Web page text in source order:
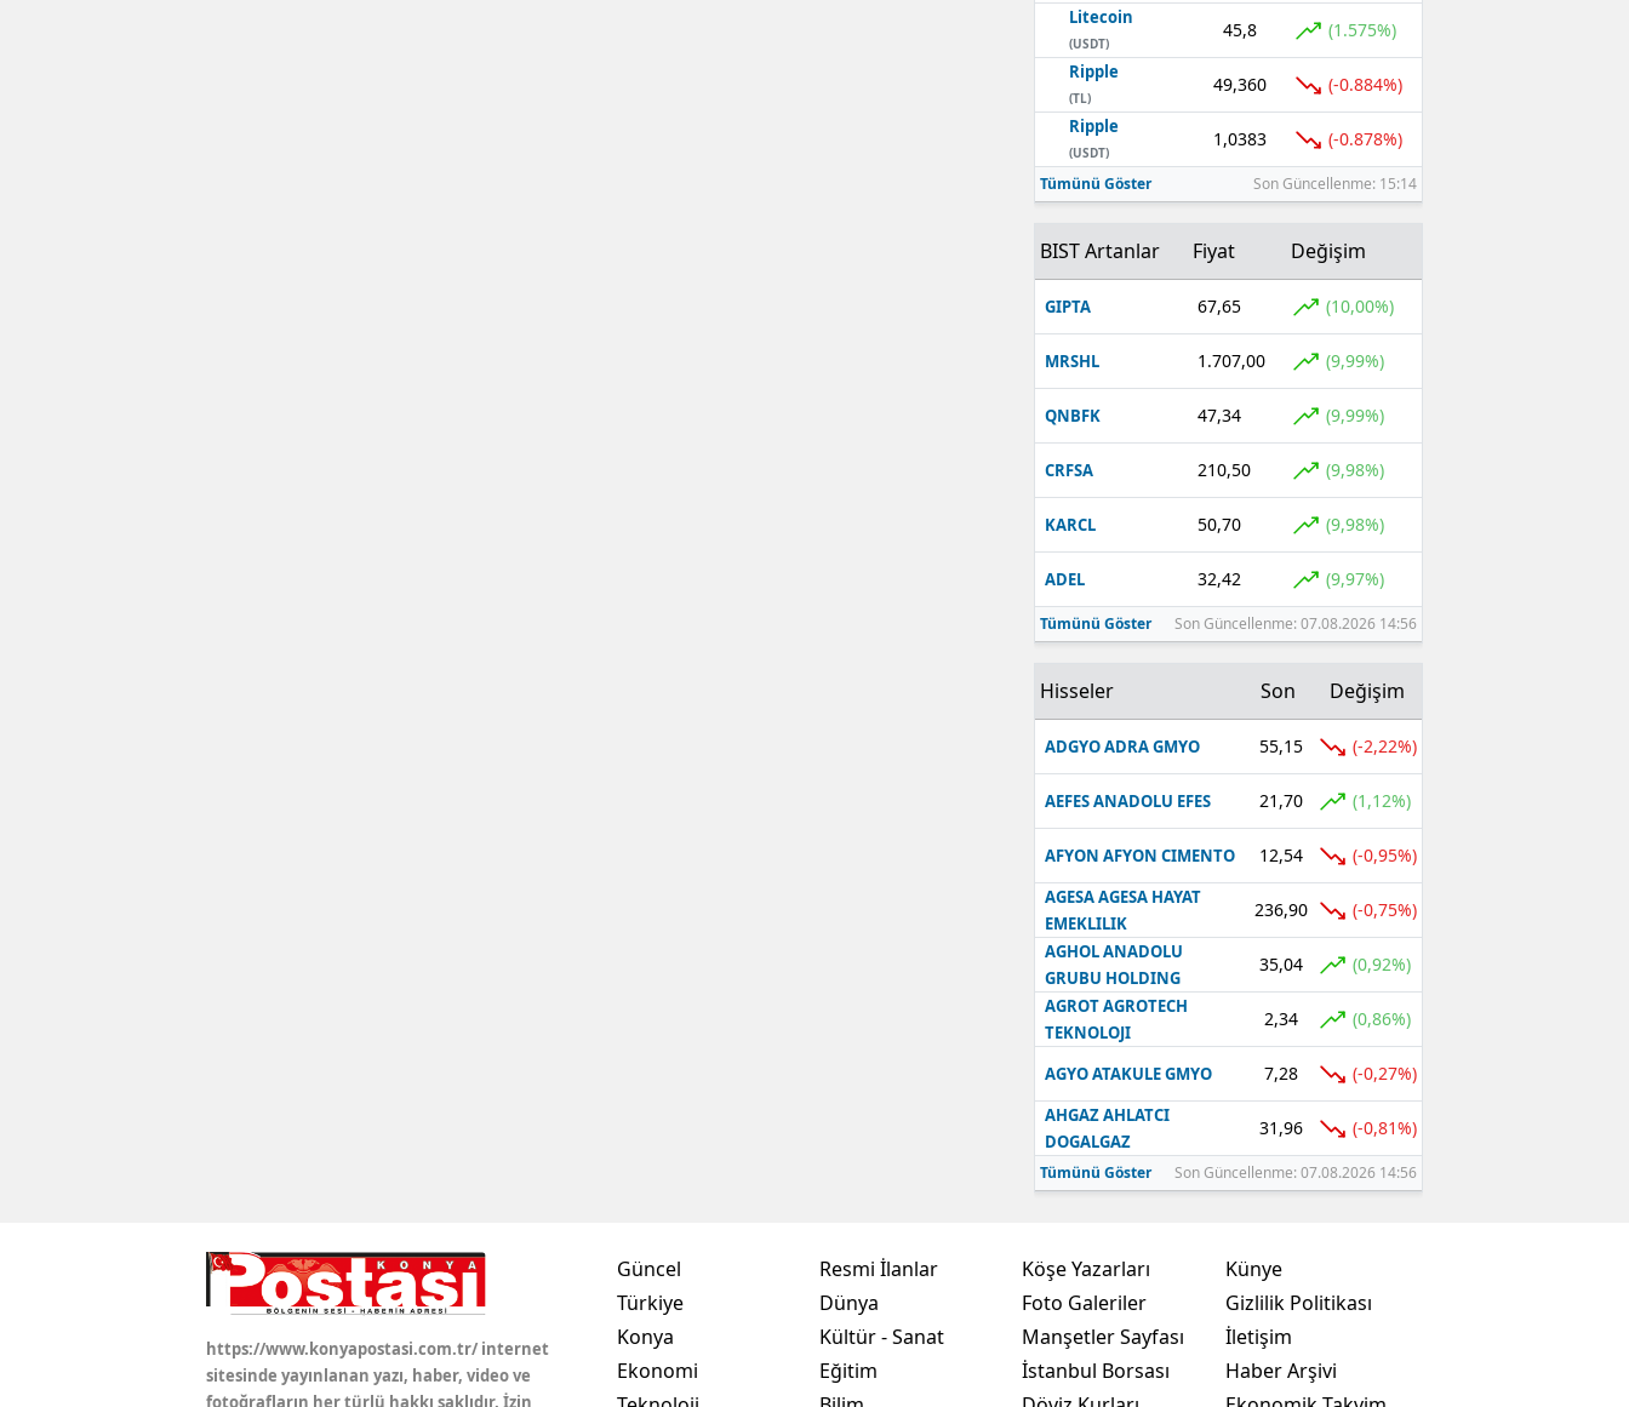
Tunceli
Şanlıurfa
Uşak
Van
Litecoin
(USDT)
45,8 (1.575%)
Ripple
(TL)
49,360 (-0.884%)
Ripple
(USDT)
1,0383 (-0.878%)
Tümünü Göster Son Güncellenme: 15:14
BIST Artanlar Fiyat Değişim
GIPTA 67,65 (10,00%)
MRSHL 1.707,00 (9,99%)
QNBFK 47,34 (9,99%)
CRFSA 210,50 (9,98%)
KARCL 50,70 (9,98%)
ADEL 32,42 (9,97%)
Tümünü Göster Son Güncellenme: 07.08.2026 14:56
Hisseler Son Değişim
ADGYO ADRA GMYO 55,15 (-2,22%)
AEFES ANADOLU EFES 21,70 (1,12%)
AFYON AFYON CIMENTO 12,54 (-0,95%)
AGESA AGESA HAYAT
EMEKLILIK
236,90 (-0,75%)
AGHOL ANADOLU
GRUBU HOLDING
35,04 (0,92%)
AGROT AGROTECH
TEKNOLOJI
2,34 (0,86%)
AGYO ATAKULE GMYO 7,28 (-0,27%)
AHGAZ AHLATCI
DOGALGAZ
31,96 (-0,81%)
Tümünü Göster Son Güncellenme: 07.08.2026 14:56
https://www.konyapostasi.com.tr/ internet
sitesinde yayınlanan yazı, haber, video ve
fotoğrafların her türlü hakkı saklıdır. İzin
Güncel
Türkiye
Konya
Ekonomi
Resmi İlanlar
Dünya
Kültür - Sanat
Eğitim
Köşe Yazarları
Foto Galeriler
Manşetler Sayfası
İstanbul Borsası
Künye
Gizlilik Politikası
İletişim
Haber Arşivi